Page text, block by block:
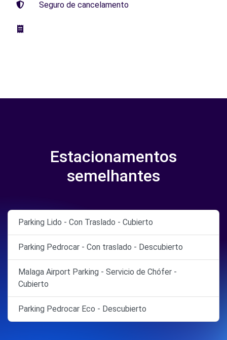
Seguro de cancelamento
Estacionamentos
semelhantes
Parking Lido - Con Traslado - Cubierto
Parking Pedrocar - Con traslado - Descubierto
Malaga Airport Parking - Servicio de Chófer -
Cubierto
Parking Pedrocar Eco - Descubierto